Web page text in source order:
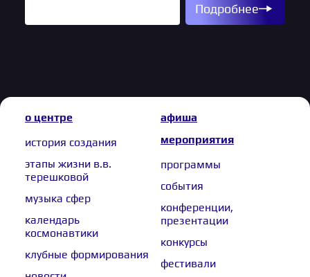
Подробнее
о центре
история создания
этапы жизни в.в.
терешковой
музыка сфер
календарь
космонавтики
клубные формирования
афиша
мероприятия
программы
события
конференции,
презентации
конкурсы
фестивали